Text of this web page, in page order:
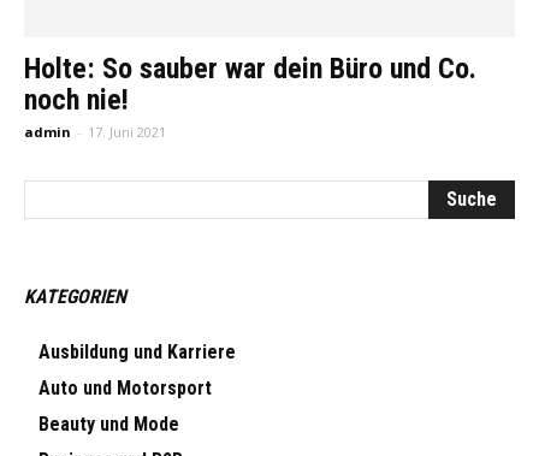
Holte: So sauber war dein Büro und Co.
noch nie!
admin - 17. Juni 2021
KATEGORIEN
Ausbildung und Karriere
Auto und Motorsport
Beauty und Mode